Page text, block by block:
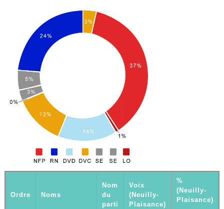
Ordre Noms
Nom
du
parti
Voix
(Neuilly-
Plaisance)
%
(Neuilly-
Plaisance)